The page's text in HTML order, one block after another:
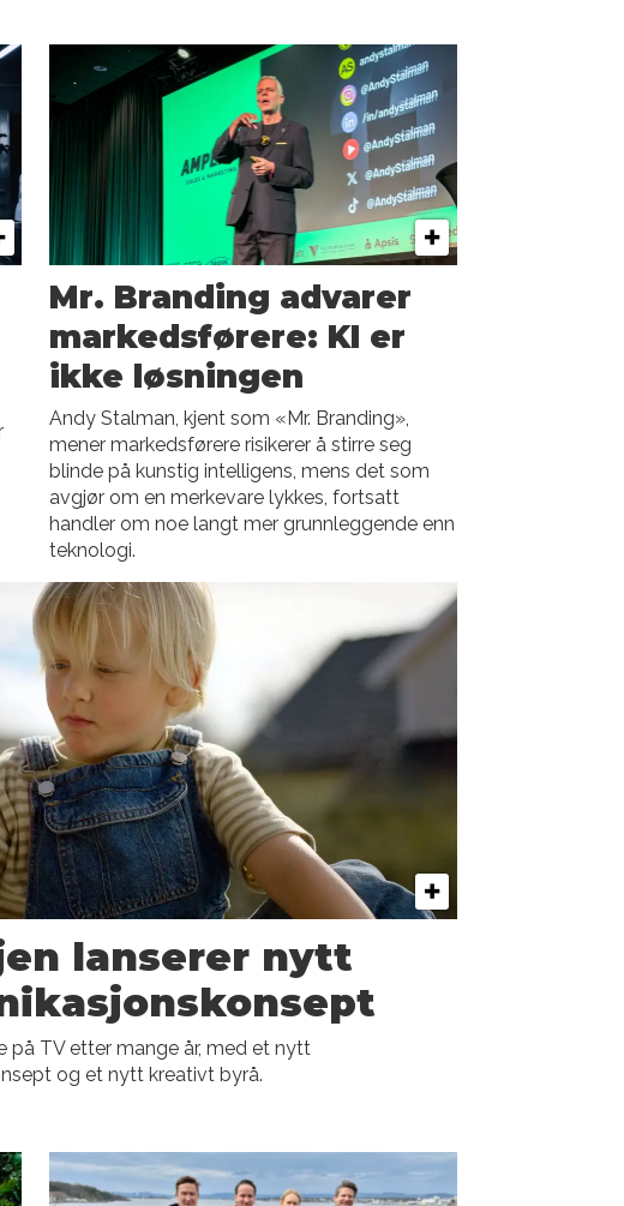
Mr. Branding advarer
markedsførere: KI er
ikke løsningen
Andy Stalman, kjent som «Mr. Branding»,
mener markedsførere risikerer å stirre seg
blinde på kunstig intelligens, mens det som
avgjør om en merkevare lykkes, fortsatt
handler om noe langt mer grunnleggende enn
teknologi.
lanserer nytt
på TV etter mange år, med et nytt
og et nytt kreativt byrå.